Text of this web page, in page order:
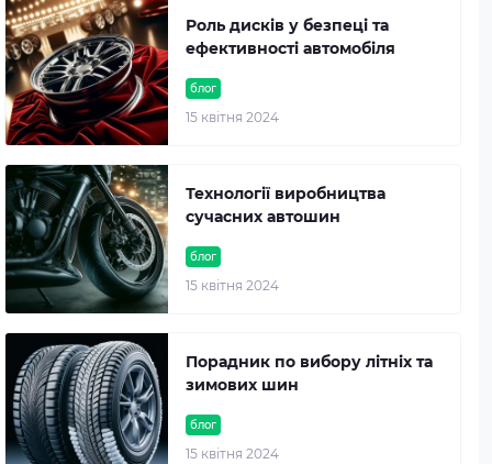
блог
15 квітня 2024
Роль дисків у безпеці та
ефективності автомобіля
блог
15 квітня 2024
Технології виробництва
сучасних автошин
блог
15 квітня 2024
Порадник по вибору літніх та
зимових шин